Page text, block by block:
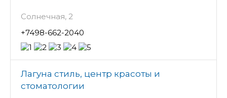
Солнечная, 2
+7498-662-2040
Лагуна стиль, центр красоты и
стоматологии